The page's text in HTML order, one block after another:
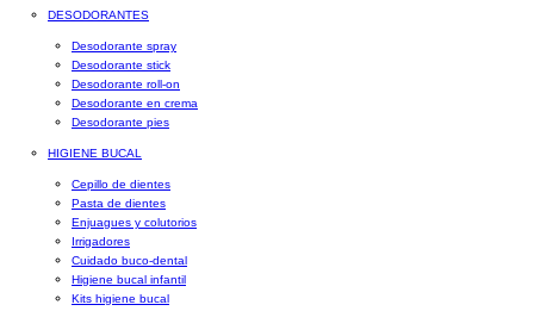
DESODORANTES
Desodorante spray
Desodorante stick
Desodorante roll-on
Desodorante en crema
Desodorante pies
HIGIENE BUCAL
Cepillo de dientes
Pasta de dientes
Enjuagues y colutorios
Irrigadores
Cuidado buco-dental
Higiene bucal infantil
Kits higiene bucal